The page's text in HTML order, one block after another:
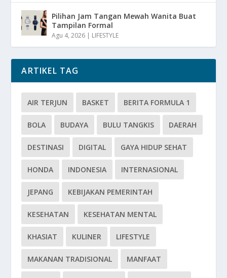
Pilihan Jam Tangan Mewah Wanita Buat
Tampilan Formal
Agu 4, 2026 | LIFESTYLE
ARTIKEL TAG
AIR TERJUN BASKET BERITA FORMULA 1
BOLA BUDAYA BULU TANGKIS DAERAH
DESTINASI DIGITAL GAYA HIDUP SEHAT
HONDA INDONESIA INTERNASIONAL
JEPANG KEBIJAKAN PEMERINTAH
KESEHATAN KESEHATAN MENTAL
KHASIAT KULINER LIFESTYLE
MAKANAN TRADISIONAL MANFAAT